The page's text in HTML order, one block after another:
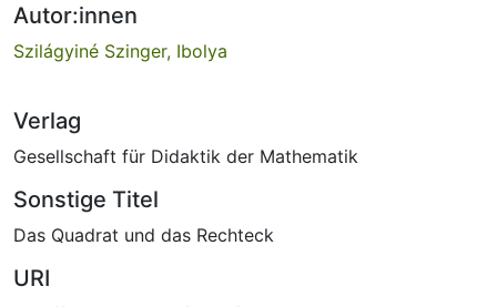
Autor:innen
Szilágyiné Szinger, Ibolya
Verlag
Gesellschaft für Didaktik der Mathematik
Sonstige Titel
Das Quadrat und das Rechteck
URI